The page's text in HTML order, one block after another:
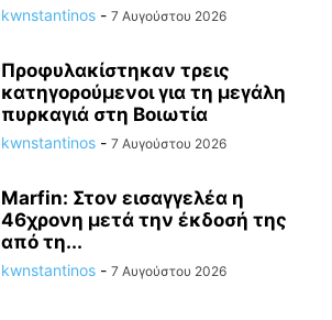
kwnstantinos - 7 Αυγούστου 2026
Προφυλακίστηκαν τρεις
κατηγορούμενοι για τη μεγάλη
πυρκαγιά στη Βοιωτία
kwnstantinos - 7 Αυγούστου 2026
Marfin: Στον εισαγγελέα η
46χρονη μετά την έκδοσή της
από τη...
kwnstantinos - 7 Αυγούστου 2026